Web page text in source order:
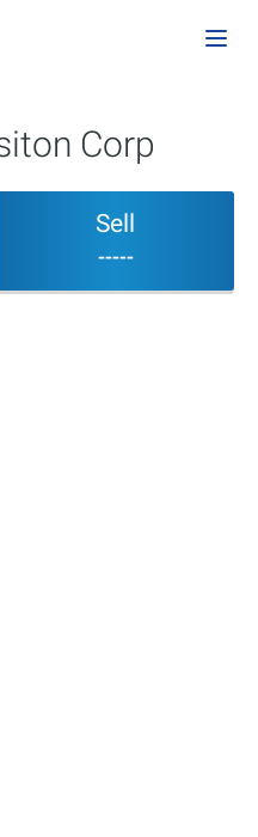
Corp
Sell
-----